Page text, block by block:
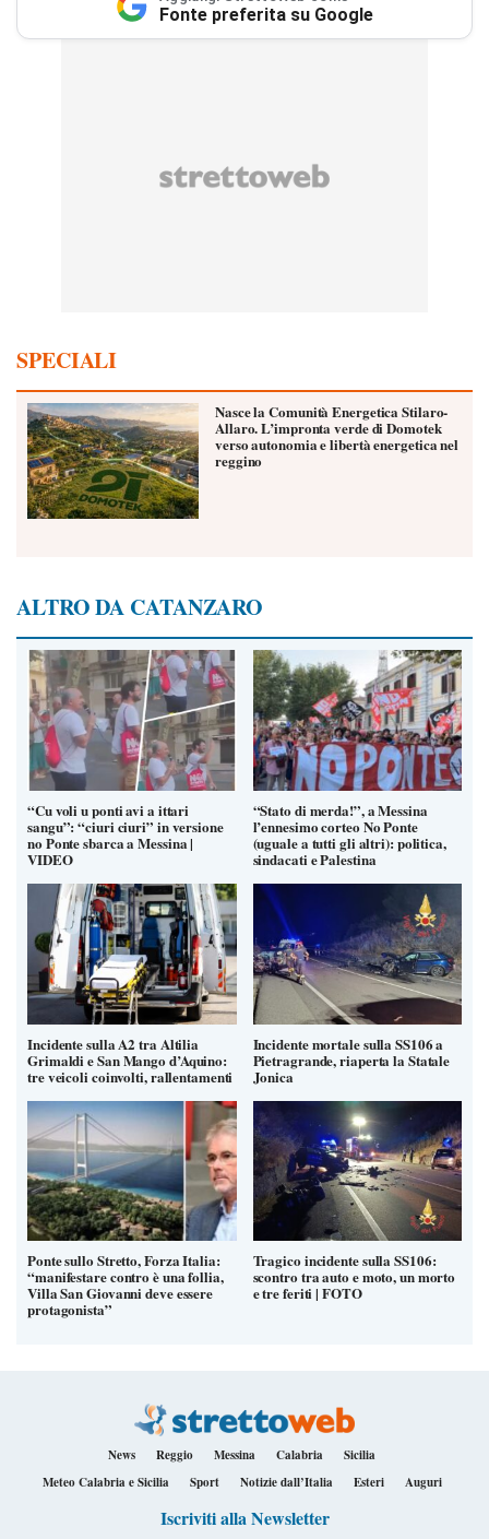
Fonte preferita su Google
SPECIALI
Nasce la Comunità Energetica Stilaro-
Allaro. L’impronta verde di Domotek
verso autonomia e libertà energetica nel
reggino
ALTRO DA CATANZARO
“Cu voli u ponti avi a ittari
sangu”: “ciuri ciuri” in versione
no Ponte sbarca a Messina |
VIDEO
“Stato di merda!”, a Messina
l’ennesimo corteo No Ponte
(uguale a tutti gli altri): politica,
sindacati e Palestina
Incidente sulla A2 tra Altilia
Grimaldi e San Mango d’Aquino:
tre veicoli coinvolti, rallentamenti
Incidente mortale sulla SS106 a
Pietragrande, riaperta la Statale
Jonica
Ponte sullo Stretto, Forza Italia:
“manifestare contro è una follia,
Villa San Giovanni deve essere
protagonista”
Tragico incidente sulla SS106:
scontro tra auto e moto, un morto
e tre feriti | FOTO
News Reggio Messina Calabria
Sicilia
Meteo Calabria e Sicilia
Sport Notizie dall’Italia Esteri Auguri
Iscriviti alla Newsletter